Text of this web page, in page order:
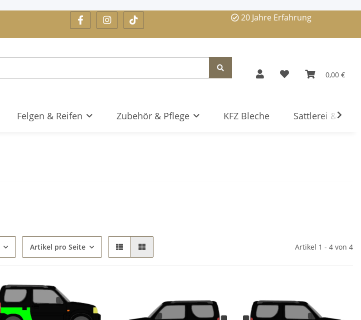
20 Jahre Erfahrung
0,00 €
Felgen & Reifen Zubehör & Pflege KFZ Bleche Sattlerei &
Artikel pro Seite Artikel 1 - 4 von 4